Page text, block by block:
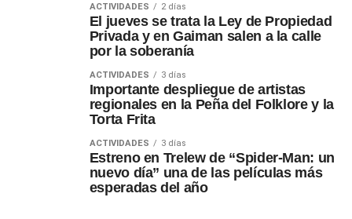
ACTIVIDADES 2 días
El jueves se trata la Ley de Propiedad
Privada y en Gaiman salen a la calle
por la soberanía
ACTIVIDADES 3 días
Importante despliegue de artistas
regionales en la Peña del Folklore y la
Torta Frita
ACTIVIDADES 3 días
Estreno en Trelew de “Spider-Man: un
nuevo día” una de las películas más
esperadas del año